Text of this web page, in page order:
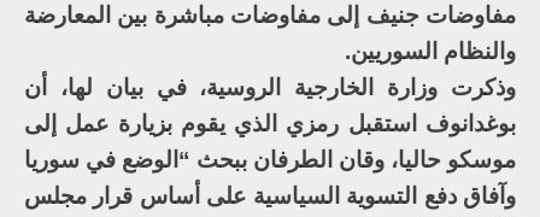
مفاوضات جنيف إلى مفاوضات مباشرة بين المعارضة
والنظام السوريين.
وذكرت وزارة الخارجية الروسية، في بيان لها، أن
بوغدانوف استقبل رمزي الذي يقوم بزيارة عمل إلى
موسكو حاليا، وقان الطرفان ببحث “الوضع في سوريا
وآفاق دفع التسوية السياسية على أساس قرار مجلس